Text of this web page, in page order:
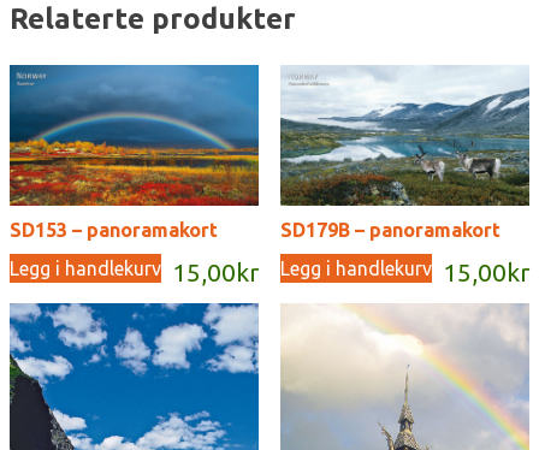
Relaterte produkter
SD153 – panoramakort
15,00 kr
Legg i handlekurv
SD179B – panoramakort
15,00 kr
Legg i handlekurv